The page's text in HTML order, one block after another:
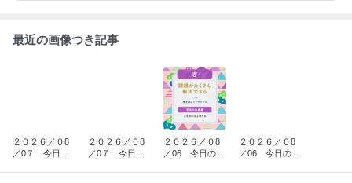
最近の画像つき記事
２０２６／０8
／0７ 今日の
２０２６／０8
／0７ 今日の
２０２６／０8
／06 今日のお
２０２６／０8
／06 今日のラ